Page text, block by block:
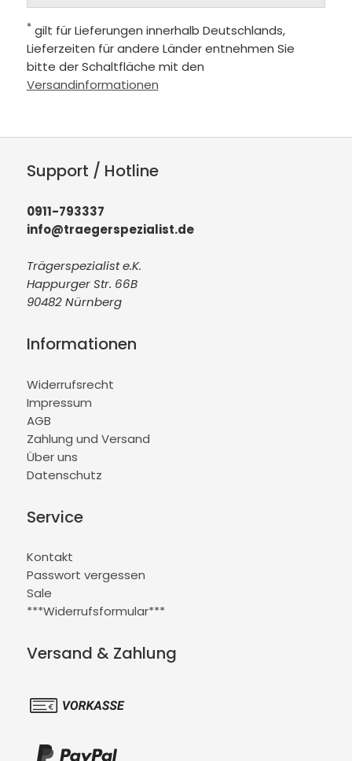
* gilt für Lieferungen innerhalb Deutschlands,
Lieferzeiten für andere Länder entnehmen Sie
bitte der Schaltfläche mit den
Versandinformationen
Support / Hotline
0911-793337
info@traegerspezialist.de
Trägerspezialist e.K.
Happurger Str. 66B
90482 Nürnberg
Informationen
Widerrufsrecht
Impressum
AGB
Zahlung und Versand
Über uns
Datenschutz
Service
Kontakt
Passwort vergessen
Sale
***Widerrufsformular***
Versand & Zahlung